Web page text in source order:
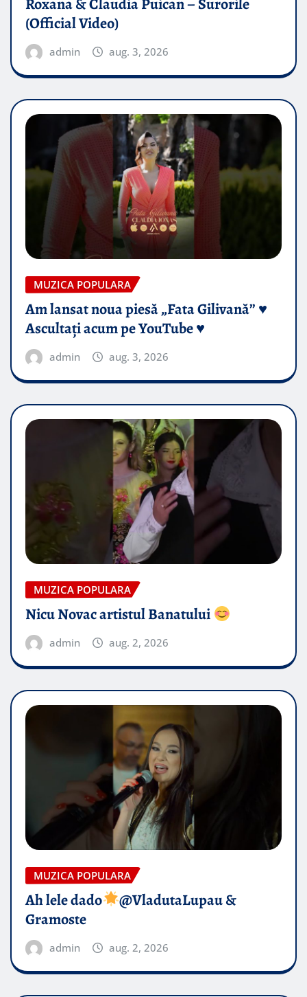
Roxana & Claudia Puican – Surorile
(Official Video)
admin aug. 3, 2026
MUZICA POPULARA
Am lansat noua piesă „Fata Gilivană” ♥️
Ascultați acum pe YouTube ♥️
admin aug. 3, 2026
MUZICA POPULARA
Nicu Novac artistul Banatului
admin aug. 2, 2026
MUZICA POPULARA
Ah lele dado​
@VladutaLupau &
Gramoste
admin aug. 2, 2026